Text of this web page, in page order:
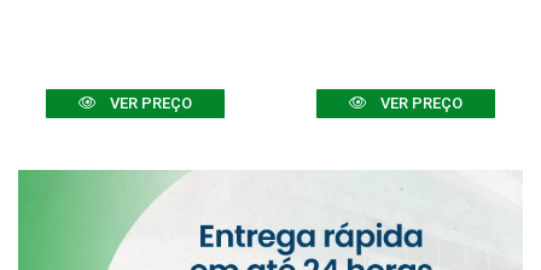
VER PREÇO VER PREÇO